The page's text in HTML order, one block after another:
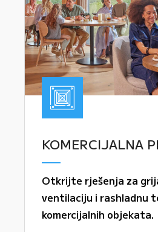
KOMERCIJALNA
Otkrijte rješenja za
ventilaciju i rashladnu
komercijalnih objekata.